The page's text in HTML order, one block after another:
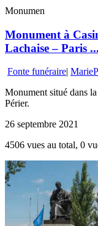
Monumen
Monument à
Lachaise – Paris ...
Fonte funéraire| MarieP
Monument situé dans
Périer.
26 septembre 2021
4506 vues au total, 0